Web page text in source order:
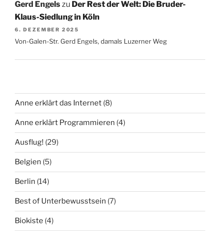
Gerd Engelszu Der Rest der Welt: Die Bruder-
Klaus-Siedlung in Köln
6. DEZEMBER 2025
Von-Galen-Str. Gerd Engels, damals Luzerner Weg
Anne erklärt das Internet (8)
Anne erklärt Programmieren (4)
Ausflug! (29)
Belgien (5)
Berlin (14)
Best of Unterbewusstsein (7)
Biokiste (4)